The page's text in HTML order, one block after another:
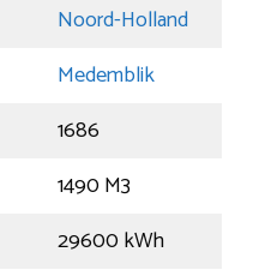
Noord-Holland
Medemblik
1686
1490 M3
29600 kWh